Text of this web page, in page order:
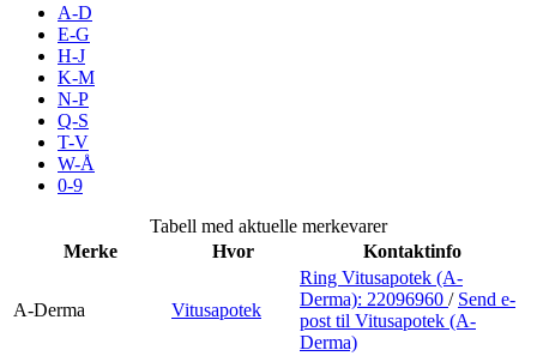
Merker
Inspirasjon
Søk
Åpningstider
Praktisk informasjon
A-D
E-G
H-J
K-M
N-P
Q-S
T-V
W-Å
0-9
Tabell med aktuelle merkevarer
Merke
Hvor Kontaktinfo
A-Derma Vitusapotek
Ring Vitusapotek (A-
Derma): 22096960 / Send e-
post til Vitusapotek (A-
Derma)